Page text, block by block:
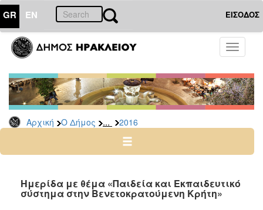
GR EN ΕΙΣΟΔΟΣ
Toggle
Αρχική Ο Δήμος ... 2016
ΔΗΜΟΣ
Δελτία
Τύπου
Αρχείο
2026
2024
2022
Ημερίδα με θέμα «Παιδεία και Εκπαιδευτικό
σύστημα στην Βενετοκρατούμενη Κρήτη»